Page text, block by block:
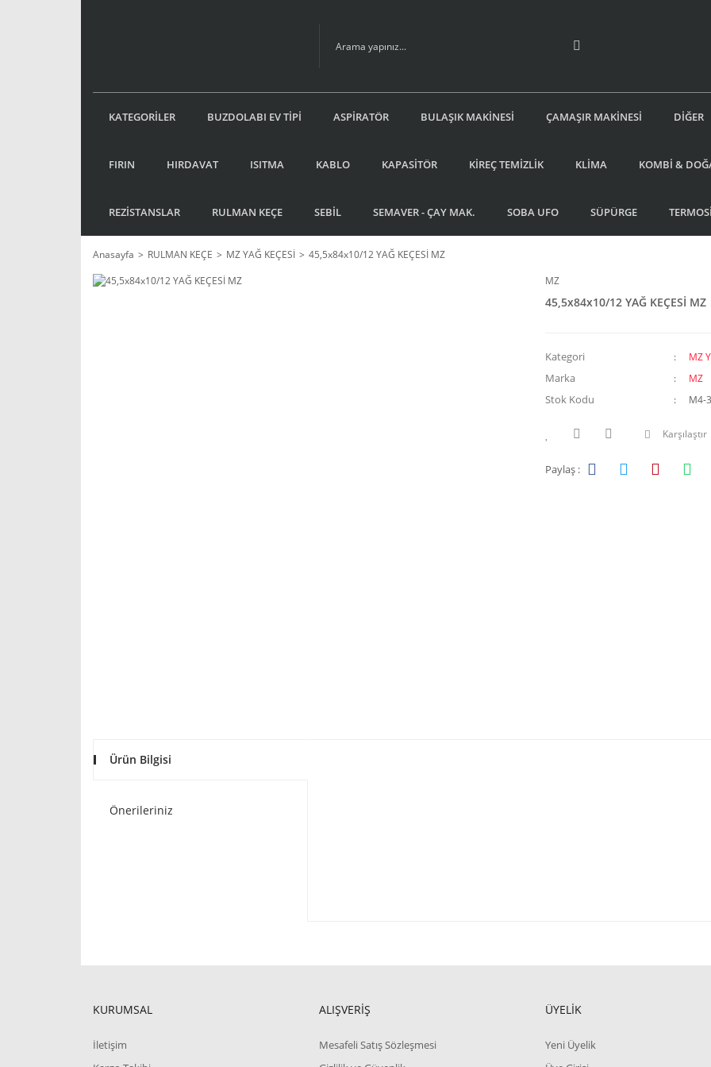
KATEGORİLER BUZDOLABI EV TİPİ ASPİRATÖR BULAŞIK MAKİNESİ ÇAMAŞIR MAKİNESİ DİĞER
FIRIN HIRDAVAT ISITMA KABLO KAPASİTÖR KİREÇ TEMİZLİK KLİMA KOMBİ &
REZİSTANSLAR RULMAN KEÇE SEBİL SEMAVER - ÇAY MAK. SOBA UFO SÜPÜRGE
Anasayfa RULMAN KEÇE MZ YAĞ KEÇESİ
45,5x84x10/12 YAĞ KEÇESİ MZ
MZ
45,5x84x10/12 YAĞ KEÇESİ MZ
Kategori MZ
Marka MZ
Stok Kodu M4-3
Karşılaştır
Paylaş :
Ürün Bilgisi
Önerileriniz
KURUMSAL
İletişim
ALIŞVERİŞ
Mesafeli Satış Sözleşmesi
ÜYELİK
Yeni Üyelik